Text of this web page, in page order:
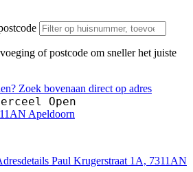
of postcode om sneller het juiste
Zoek bovenaan direct op adres
Open
Apeldoorn
Paul Krugerstraat 1A, 7311AN